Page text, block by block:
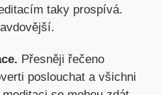
taky prospívá.
Přesněji řečeno
poslouchat a všichni